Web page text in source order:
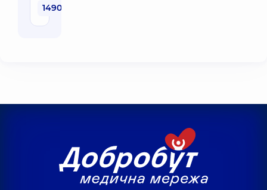
1490 грн